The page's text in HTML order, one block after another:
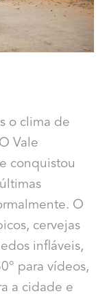
o clima de
Vale
conquistou
O
cervejas
infláveis,
para vídeos,
a cidade e